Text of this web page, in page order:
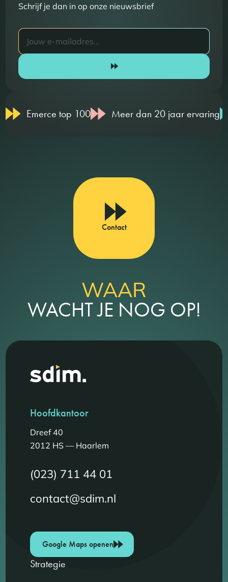
Schrijf je dan in op onze nieuwsbrief
Emerce top 100 Meer dan 20 jaar ervaring
Contact
WAAR
WACHT JE NOG OP!
Hoofdkantoor
Dreef 40
2012 HS — Haarlem
(023) 711 44 01
contact@sdim.nl
Google Maps openen
Strategie